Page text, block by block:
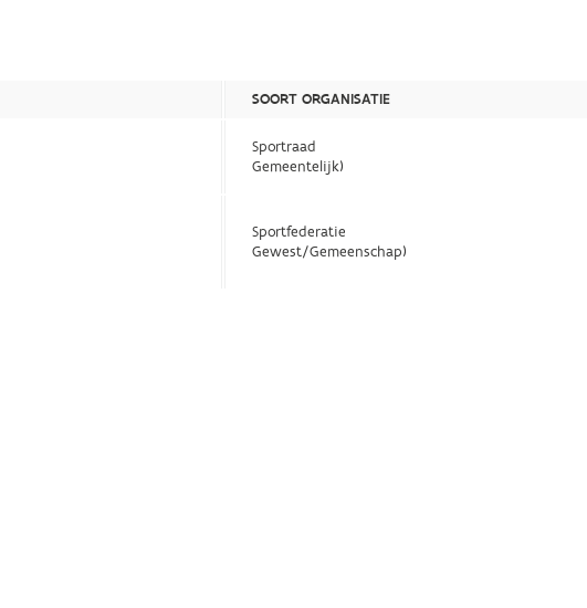
SOORT ORGANISATIE
Sportraad
Gemeentelijk)
Sportfederatie
Gewest/Gemeenschap)